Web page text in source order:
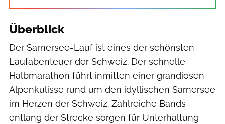
Überblick
Der Sarnersee-Lauf ist eines der schönsten
Laufabenteuer der Schweiz. Der schnelle
Halbmarathon führt inmitten einer grandiosen
Alpenkulisse rund um den idyllischen Sarnersee
im Herzen der Schweiz. Zahlreiche Bands
entlang der Strecke sorgen für Unterhaltung